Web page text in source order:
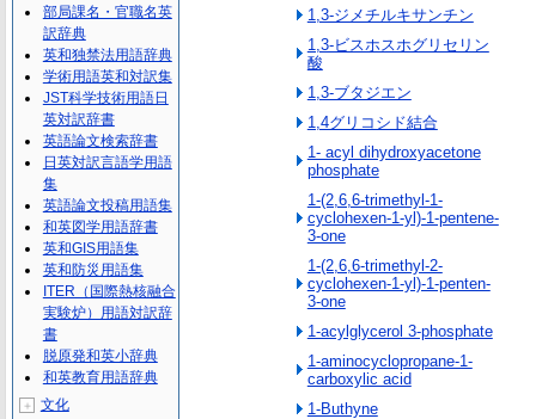
1,3-ジメチルキサンチン
1,3-ビスホスホグリセリン
酸
1,3-ブタジエン
1,4グリコシド結合
1- acyl dihydroxyacetone
phosphate
1-(2,6,6-trimethyl-1-
cyclohexen-1-yl)-1-pentene-
3-one
1-(2,6,6-trimethyl-2-
cyclohexen-1-yl)-1-penten-
3-one
1-acylglycerol 3-phosphate
1-aminocyclopropane-1-
carboxylic acid
1-Buthyne
部局課名・官職名英
訳辞典
英和独禁法用語辞典
学術用語英和対訳集
JST科学技術用語日
英対訳辞書
英語論文検索辞書
日英対訳言語学用語
集
英語論文投稿用語集
和英図学用語辞書
英和GIS用語集
英和防災用語集
ITER（国際熱核融合
実験炉）用語対訳辞
書
脱原発和英小辞典
和英教育用語辞典
＋ 文化